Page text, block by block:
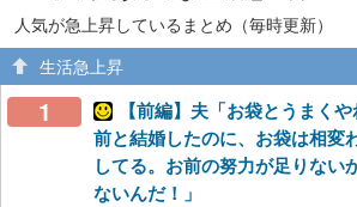
人気が急上昇しているまとめ（毎時更新）
生活急上昇
1
【前編】夫「お袋とうまく
前と結婚したのに、お袋は相変
してる。お前の努力が足りない
ないんだ！」